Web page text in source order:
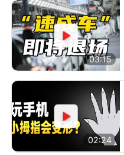
03:15
02:24